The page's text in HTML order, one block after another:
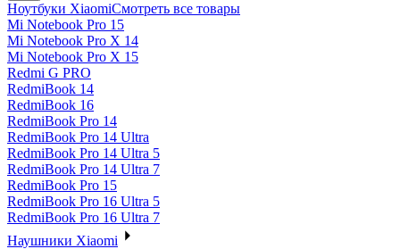
Ноутбуки XiaomiСмотреть все товары
Mi Notebook Pro 15
Mi Notebook Pro X 14
Mi Notebook Pro X 15
Redmi G PRO
RedmiBook 14
RedmiBook 16
RedmiBook Pro 14
RedmiBook Pro 14 Ultra
RedmiBook Pro 14 Ultra 5
RedmiBook Pro 14 Ultra 7
RedmiBook Pro 15
RedmiBook Pro 16 Ultra 5
RedmiBook Pro 16 Ultra 7
Наушники Xiaomi